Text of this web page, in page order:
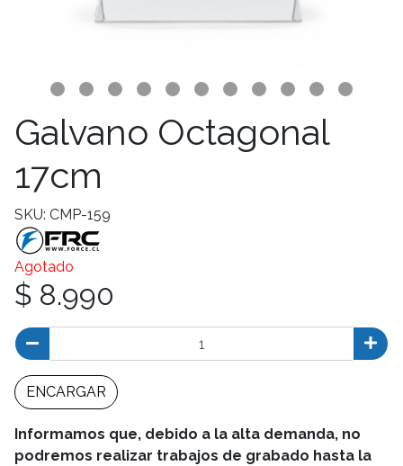
Galvano Octagonal
17cm
SKU: CMP-159
Agotado
$ 8.990
ENCARGAR
Informamos que, debido a la alta demanda, no
podremos realizar trabajos de grabado hasta la